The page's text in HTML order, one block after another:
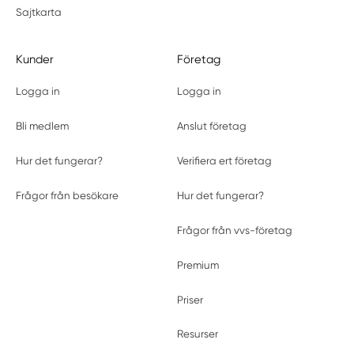
Sajtkarta
Kunder
Logga in
Bli medlem
Hur det fungerar?
Frågor från besökare
Företag
Logga in
Anslut företag
Verifiera ert företag
Hur det fungerar?
Frågor från vvs-företag
Premium
Priser
Resurser